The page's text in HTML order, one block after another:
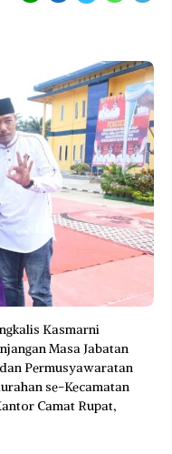
Kasmarni
Masa Jabatan
Permusyawaratan
se-Kecamatan
Camat Rupat,